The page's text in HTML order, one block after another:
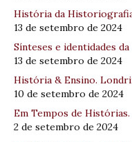
História da
13 de setembro de 2024
Sínteses e identidades da
13 de setembro de 2024
História & Ensino.
10 de setembro de 2024
Em Tempos de Histórias.
2 de setembro de 2024